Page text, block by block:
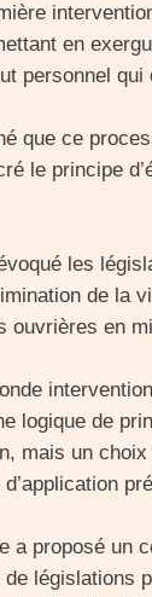
en
personnel
que ce
le principe
les
de la
ouvrières en
logique de
mais un
a proposé un
de législations